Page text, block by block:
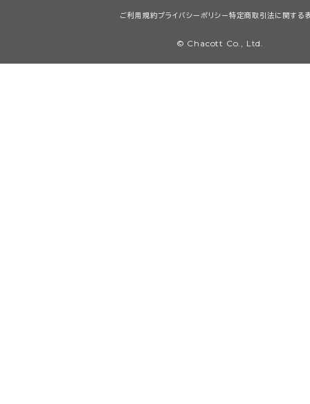
ご利用規約プライバシーポリシー 特定商取引法に関する
© Chacott Co., Ltd.